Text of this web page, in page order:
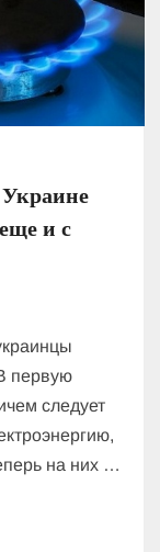
и с
первую
следует
на них …